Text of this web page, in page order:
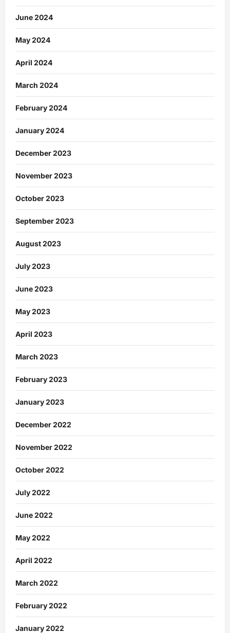
June 2024
May 2024
April 2024
March 2024
February 2024
January 2024
December 2023
November 2023
October 2023
September 2023
August 2023
July 2023
June 2023
May 2023
April 2023
March 2023
February 2023
January 2023
December 2022
November 2022
October 2022
July 2022
June 2022
May 2022
April 2022
March 2022
February 2022
January 2022